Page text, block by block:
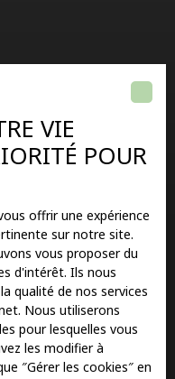
VIE
POUR
offrir une expérience
sur notre site.
vous proposer du
d'intérêt. Ils nous
qualité de nos services
Nous utiliserons
pour lesquelles vous
les modifier à
″Gérer les cookies″ en